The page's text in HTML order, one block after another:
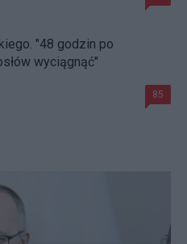
"48 godzin po
wyciągnąć"
85